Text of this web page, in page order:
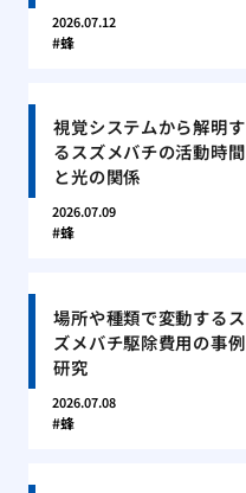
2026.07.12
蜂
視覚システムから解明す
るスズメバチの活動時間
と光の関係
2026.07.09
蜂
場所や種類で変動するス
ズメバチ駆除費用の事例
研究
2026.07.08
蜂